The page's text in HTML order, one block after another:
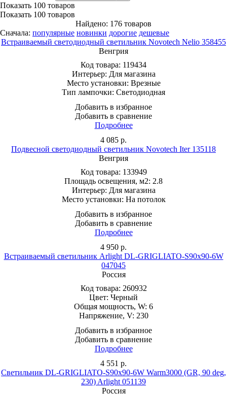
Показать 100 товаров
Показать 100 товаров
Найдено: 176 товаров
Сначала: популярные новинки дорогие дешевые
Встраиваемый светодиодный светильник Novotech Nelio 358455
Венгрия
Код товара: 119434
Интерьер: Для магазина
Место установки: Врезные
Тип лампочки: Светодиодная
Добавить в избранное
Добавить в сравнение
Подробнее
4 085 р.
Подвесной светодиодный светильник Novotech Iter 135118
Венгрия
Код товара: 133949
Площадь освещения, м2: 2.8
Интерьер: Для магазина
Место установки: На потолок
Добавить в избранное
Добавить в сравнение
Подробнее
4 950 р.
Встраиваемый светильник Arlight DL-GRIGLIATO-S90x90-6W
047045
Россия
Код товара: 260932
Цвет: Черный
Общая мощность, W: 6
Напряжение, V: 230
Добавить в избранное
Добавить в сравнение
Подробнее
4 551 р.
Светильник DL-GRIGLIATO-S90x90-6W Warm3000 (GR, 90 deg,
230) Arlight 051139
Россия